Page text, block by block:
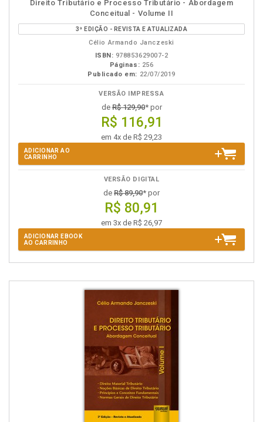
em
eBook
na
B.V.
Direito Tributário e Processo Tributário - Abordagem
Conceitual - Volume II
3ª EDIÇÃO - REVISTA E ATUALIZADA
Célio Armando Janczeski
ISBN: 978853629007-2
Páginas: 256
Publicado em: 22/07/2019
VERSÃO IMPRESSA
deR$ 129,90* por
R$ 116,91
em 4x de R$ 29,23
ADICIONAR AO
CARRINHO
VERSÃO DIGITAL
de R$ 89,90* por
R$ 80,91
em 3x de R$ 26,97
ADICIONAR EBOOK
AO CARRINHO